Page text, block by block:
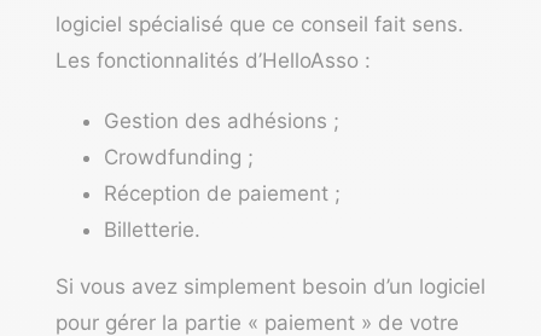
logiciel spécialisé que ce conseil fait sens.
Les fonctionnalités d’HelloAsso :
Gestion des adhésions ;
Crowdfunding ;
Réception de paiement ;
Billetterie.
Si vous avez simplement besoin d’un logiciel
pour gérer la partie « paiement » de votre